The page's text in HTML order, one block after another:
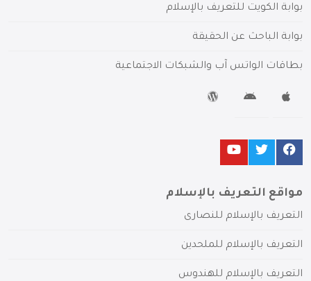
بوابة الكويت للتعريف بالإسلام
بوابة الباحث عن الحقيقة
بطاقات الواتس آب والشبكات الاجتماعية
مواقع التعريف بالإسلام
التعريف بالإسلام للنصارى
التعريف بالإسلام للملحدين
التعريف بالإسلام للهندوس